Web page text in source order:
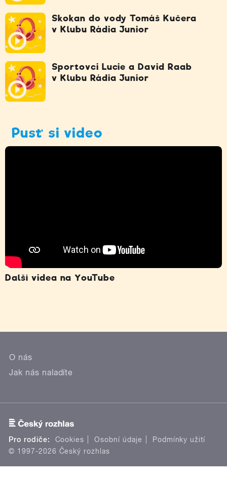
Skokan do vody Tomáš Kučera
v Klubu Rádia Junior
Sportovci Lucie a David Raab
v Klubu Rádia Junior
Pusť si video
Další videa na YouTube
O nás
Jak nás naladíte
Pro rodiče: Cookies Osobní údaje
Podmínky užití
© 1997-2026 Český rozhlas